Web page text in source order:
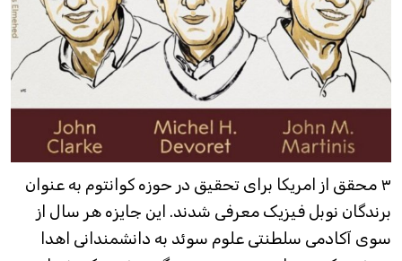
۳ محقق از امریکا برای تحقیق در حوزه کوانتوم به عنوان
برندگان نوبل فیزیک معرفی شدند. این جایزه هر سال از
سوی آکادمی سلطنتی علوم سوئد به دانشمندانی اهدا